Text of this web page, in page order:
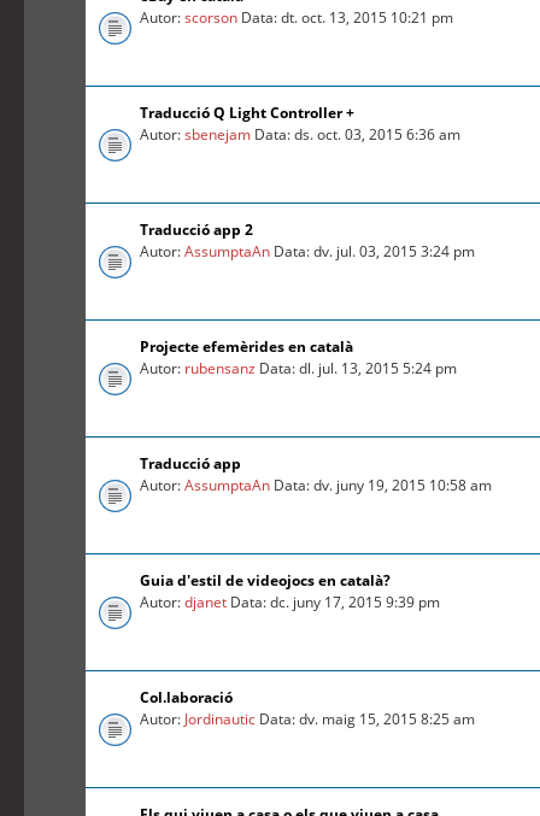
Autor:scorson Data: dt. oct. 13, 2015 10:21 pm
Traducció Q Light Controller +
Autor:sbenejam Data: ds. oct. 03, 2015 6:36 am
Traducció app 2
Autor:AssumptaAn Data: dv. jul. 03, 2015 3:24 pm
Projecte efemèrides en català
Autor: rubensanz Data: dl. jul. 13, 2015 5:24 pm
Traducció app
Autor:AssumptaAn Data: dv. juny 19, 2015 10:58 am
Guia d'estil de videojocs en català?
Autor:djanet Data: dc. juny 17, 2015 9:39 pm
Col.laboració
Autor: Jordinautic Data: dv. maig 15, 2015 8:25 am